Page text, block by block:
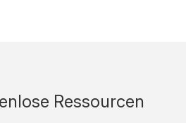
Ressourcen